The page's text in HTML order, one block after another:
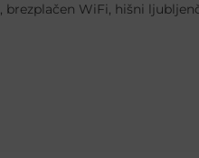
WiFi, hišni